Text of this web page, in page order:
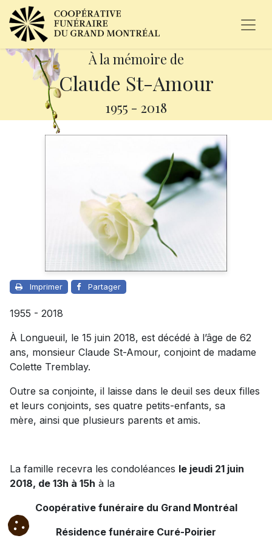
À la mémoire de
Claude St-Amour
1955 - 2018
Imprimer Partager
1955 - 2018
À Longueuil, le 15 juin 2018, est décédé à l’âge de 62
ans, monsieur Claude St-Amour, conjoint de madame
Colette Tremblay.
Outre sa conjointe, il laisse dans le deuil ses deux filles
et leurs conjoints, ses quatre petits-enfants, sa
mère, ainsi que plusieurs parents et amis.
La famille recevra les condoléances le jeudi 21 juin
2018, de 13h à 15h à la
Coopérative funéraire du Grand Montréal
Résidence funéraire Curé-Poirier